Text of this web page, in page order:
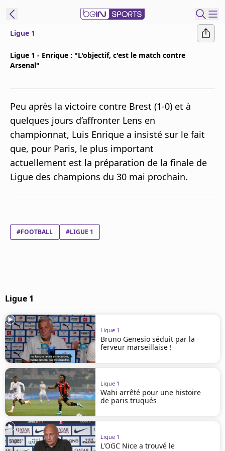
Replays
Podcasts
En Direct
Gérer les
notifications
Contactez nous
Grille TV
Mentions légales
Paramétrer mon consentement
Ligue 1
Ligue 1 - Enrique : "L'objectif, c'est le match contre
Arsenal"
Peu après la victoire contre Brest (1-0) et à
quelques jours d’affronter Lens en
championnat, Luis Enrique a insisté sur le fait
que, pour Paris, le plus important
actuellement est la préparation de la finale de
Ligue des champions du 30 mai prochain.
#FOOTBALL #LIGUE 1
Ligue 1
Ligue 1
Bruno Genesio séduit par la
ferveur marseillaise !
Ligue 1
Wahi arrêté pour une histoire
de paris truqués
Ligue 1
L'OGC Nice a trouvé le